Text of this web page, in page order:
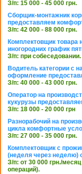
З/п: 15 000 - 45 000 грн.
Сборщик-монтажник
предоставляем
З/п: 42 000 - 88 000 грн.
Комплектовщик
иногородних график
З/п: при собеседовании.
Водитель категории с
оформление
З/п: 40 000 - 43 000 грн.
Оператор на
кукурузы
З/п: 18 000 - 20 000 грн
Разнорабочий на
цикла комфортные
З/п: 27 000 - 35 000 грн.
Комплектовщик с
(неделя через неделю)
З/п: от 30 000 грн./
операций).